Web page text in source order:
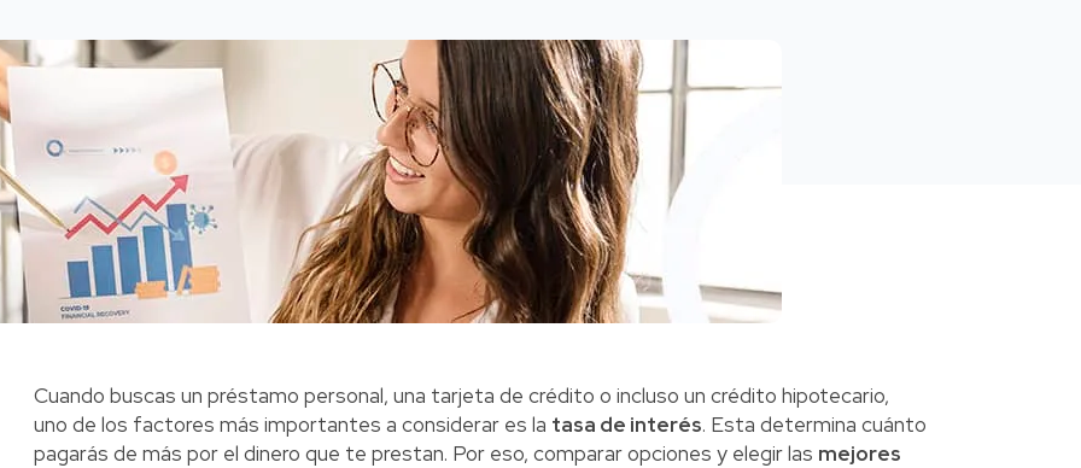
Cuando buscas un préstamo personal, una tarjeta de crédito o incluso un crédito hipotecario,
uno de los factores más importantes a considerar es la tasa de interés. Esta determina cuánto
pagarás de más por el dinero que te prestan. Por eso, comparar opciones y elegir las mejores